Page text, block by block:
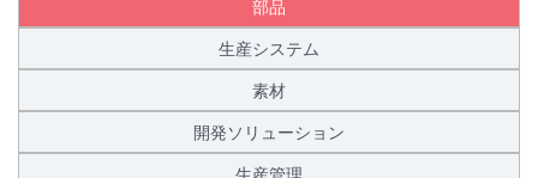
部品
生産システム
素材
開発ソリューション
生産管理